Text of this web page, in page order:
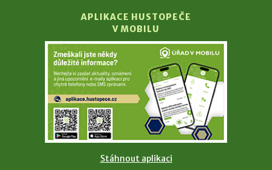
APLIKACE HUSTOPEČE
V MOBILU
Stáhnout aplikaci